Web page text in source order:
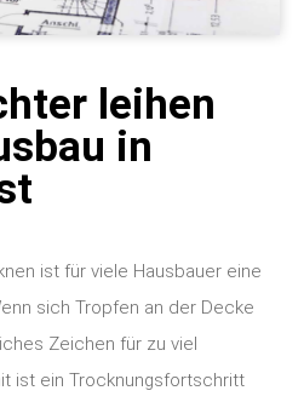
leihen
in
ist für viele Hausbauer eine
sich Tropfen an der Decke
Zeichen für zu viel
ist ein Trocknungsfortschritt